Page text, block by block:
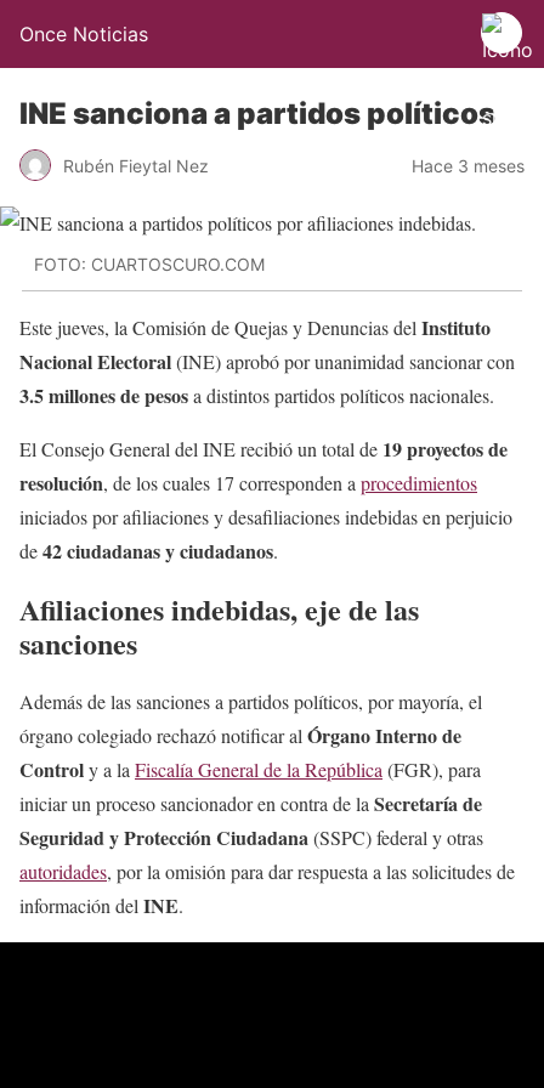
Once Noticias
INE sanciona a partidos políticos
Rubén Fieytal Nez Hace 3 meses
FOTO: CUARTOSCURO.COM
Este jueves, la Comisión de Quejas y Denuncias del Instituto
Nacional Electoral(INE) aprobó por unanimidad sancionar con
3.5 millones de pesosa distintos partidos políticos nacionales.
El Consejo General del INE recibió un total de 19 proyectos de
resolución, de los cuales 17 corresponden a procedimientos
iniciados por afiliaciones y desafiliaciones indebidas en perjuicio
de42 ciudadanas y ciudadanos.
Afiliaciones indebidas, eje de las
sanciones
Además de las sanciones a partidos políticos, por mayoría, el
órgano colegiado rechazó notificar al Órgano Interno de
Controly a la Fiscalía General de la República (FGR), para
iniciar un proceso sancionador en contra de la Secretaría de
Seguridad y Protección Ciudadana (SSPC) federal y otras
autoridades, por la omisión para dar respuesta a las solicitudes de
información del INE.